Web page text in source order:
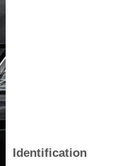
Identification